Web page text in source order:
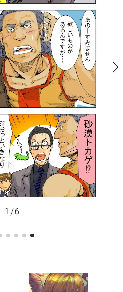
ー
ツ
SADA
の
公
式
Instagram
ー
ツ
SADA
の
公
式
LINE
1/6